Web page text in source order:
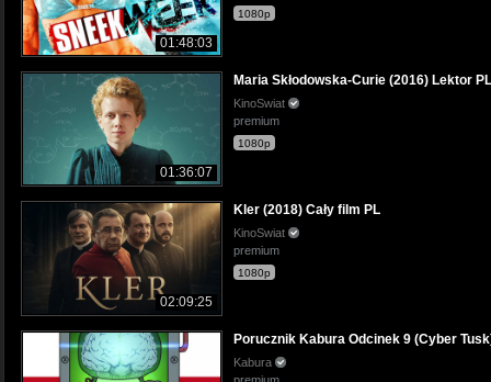
01:48:03
1080p
01:36:07
Maria Skłodowska-Curie (2016) Lektor PL
KinoSwiat
premium
1080p
02:09:25
Kler (2018) Cały film PL
KinoSwiat
premium
1080p
Porucznik Kabura Odcinek 9 (Cyber
Kabura